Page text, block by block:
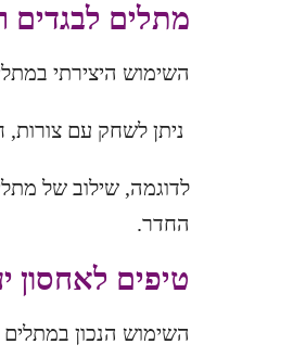
מתלים לבגדים
השימוש היצירתי
ניתן לשחק עם צורות,
לדוגמה, שילוב של
החדר.
טיפים לאחסון
השימוש הנכון